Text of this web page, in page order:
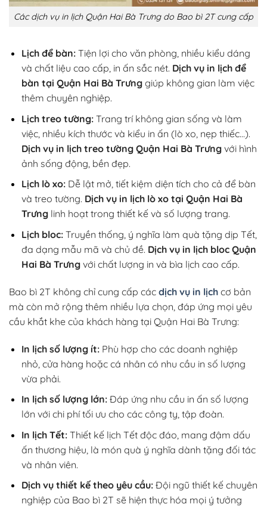
Các dịch vụ in lịch Quận Hai Bà Trưng do Bao bì 2T cung cấp
Lịch để bàn:Tiện lợi cho văn phòng, nhiều kiểu dáng
và chất liệu cao cấp, in ấn sắc nét. Dịch vụ in lịch để
bàn tại Quận Hai Bà Trưnggiúp không gian làm việc
thêm chuyên nghiệp.
Lịch treo tường:Trang trí không gian sống và làm
việc, nhiều kích thước và kiểu in ấn (lò xo, nẹp thiếc…).
Dịch vụ in lịch treo tường Quận Hai Bà Trưngvới hình
ảnh sống động, bền đẹp.
Lịch lò xo:Dễ lật mở, tiết kiệm diện tích cho cả để bàn
và treo tường. Dịch vụ in lịch lò xo tại Quận Hai Bà
Trưnglinh hoạt trong thiết kế và số lượng trang.
Lịch bloc:Truyền thống, ý nghĩa làm quà tặng dịp Tết,
đa dạng mẫu mã và chủ đề. Dịch vụ in lịch bloc Quận
Hai Bà Trưngvới chất lượng in và bìa lịch cao cấp.
Bao bì 2T không chỉ cung cấp các dịch vụ in lịch cơ bản
mà còn mở rộng thêm nhiều lựa chọn, đáp ứng mọi yêu
cầu khắt khe của khách hàng tại Quận Hai Bà Trưng:
In lịch số lượng ít:Phù hợp cho các doanh nghiệp
nhỏ, cửa hàng hoặc cá nhân có nhu cầu in số lượng
vừa phải.
In lịch số lượng lớn:Đáp ứng nhu cầu in ấn số lượng
lớn với chi phí tối ưu cho các công ty, tập đoàn.
In lịch Tết:Thiết kế lịch Tết độc đáo, mang đậm dấu
ấn thương hiệu, là món quà ý nghĩa dành tặng đối tác
và nhân viên.
Dịch vụ thiết kế theo yêu cầu:Đội ngũ thiết kế chuyên
nghiệp của Bao bì 2T sẽ hiện thực hóa mọi ý tưởng